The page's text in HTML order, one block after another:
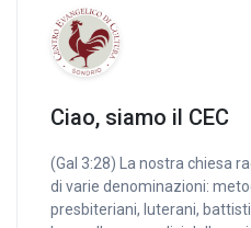
Ciao, siamo il CEC
(Gal 3:28) La nostra chiesa
di varie denominazioni:
presbiteriani, luterani,